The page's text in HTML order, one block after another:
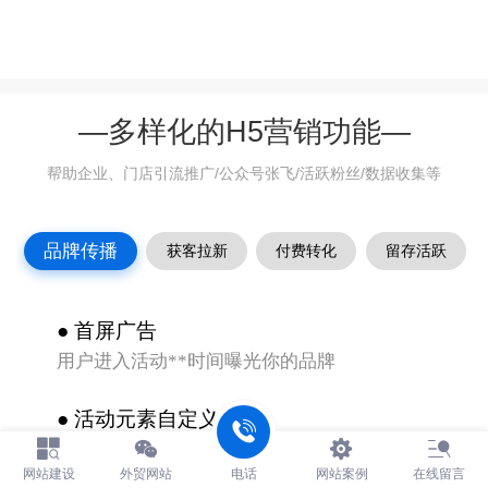
—多样化的H5营销功能—
帮助企业、门店引流推广/公众号张飞/活跃粉丝/数据收集等
品牌传播 获客拉新 付费转化 留存活跃
● 首屏广告
用户进入活动**时间曝光你的品牌
● 活动元素自定义
嵌入你的品牌元素，自定义音乐、活动奖品说明、
分数单位
网站建设 外贸网站 电话 网站案例 在线留言